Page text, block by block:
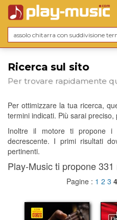
Ricerca sul sito
Per trovare rapidamente
Per ottimizzare la tua ricerca,
termini indicati. Più sarai
Inoltre il motore ti propone i
decrescente. I primi risultati
pertinenti.
Play-Music ti propone
Pagine : 1 2 3 4